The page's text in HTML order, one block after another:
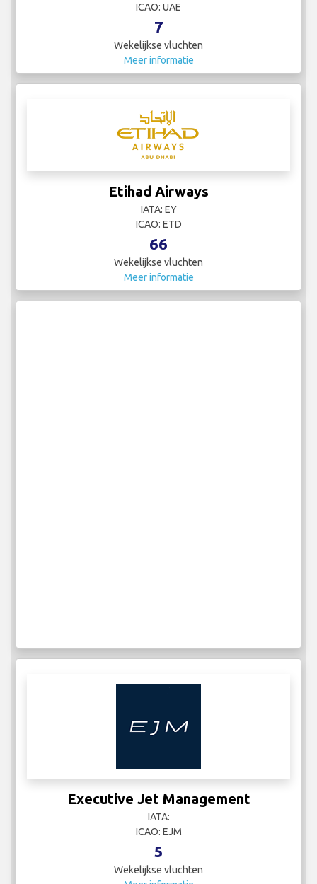
ICAO: UAE
7
Wekelijkse vluchten
Meer informatie
Etihad Airways
IATA: EY
ICAO: ETD
66
Wekelijkse vluchten
Meer informatie
Executive Jet Management
IATA:
ICAO: EJM
5
Wekelijkse vluchten